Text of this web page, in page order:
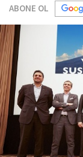
ABONE OL